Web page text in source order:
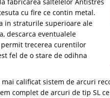
cu fire ce contin metal.
in straturile superioare ale
descarca eventualele
trecerea curentilor
fel de o stare de odihna
calificat sistem de arcuri
complet de arcuri de tip SL